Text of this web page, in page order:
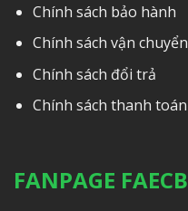
Chính sách bảo hành
Chính sách vận chuyển
Chính sách đổi trả
Chính sách thanh toán
FANPAGE